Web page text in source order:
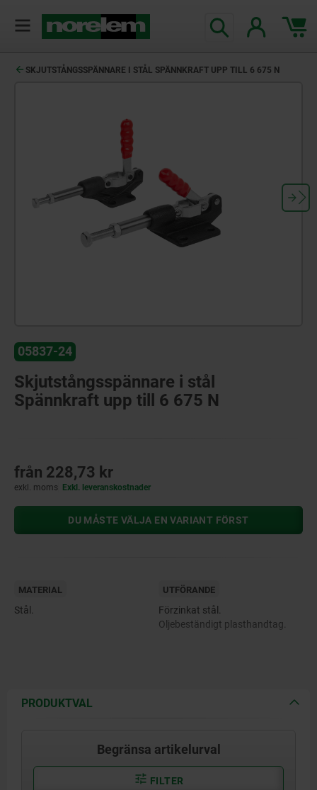
SKJUTSTÅNGSSPÄNNARE I STÅL SPÄNNKRAFT UPP TILL 6 675 N
05837-24
Skjutstångsspännare i stål
Spännkraft upp till 6 675 N
från 228,73 kr
exkl. moms Exkl. leveranskostnader
DU MÅSTE VÄLJA EN VARIANT FÖRST
MATERIAL
Stål.
UTFÖRANDE
Förzinkat stål.
Oljebeständigt plasthandtag.
PRODUKTVAL
Begränsa artikelurval
FILTER